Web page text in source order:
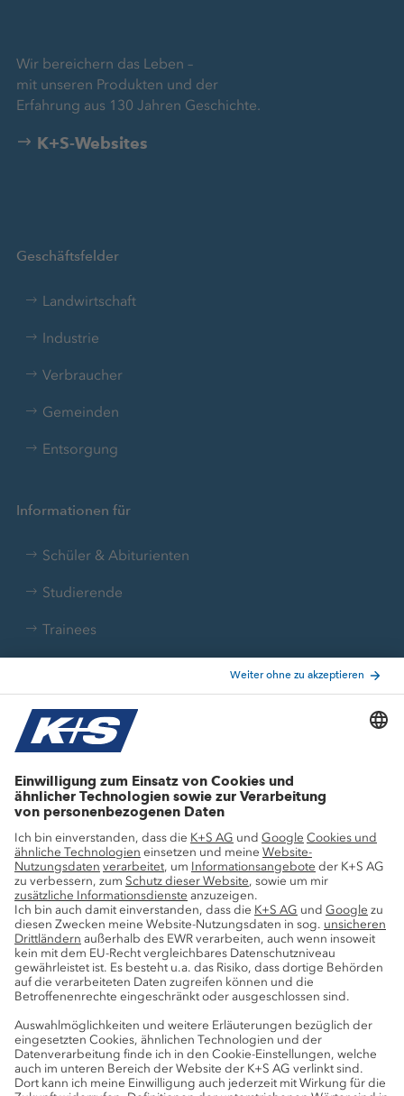
Wir bereichern das Leben –
mit unseren Produkten und der
Erfahrung aus 130 Jahren Geschichte.
K+S-Websites
Geschäftsfelder
Landwirtschaft
Industrie
Verbraucher
Gemeinden
Entsorgung
Informationen für
Schüler & Abiturienten
Studierende
Trainees
Aktuelle Themen
Stellenangebote
Wachstumsprojekte
Innovation
Nachhaltigkeit
Service
Pressekontakte
K+S-Newsletter
K+S Fanshop
Bergbaulexikon